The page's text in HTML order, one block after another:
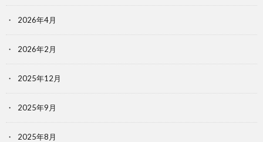
2026年4月
2026年2月
2025年12月
2025年9月
2025年8月